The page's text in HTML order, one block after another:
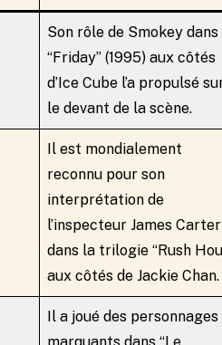
Son rôle de Smokey dans
“Friday” (1995) aux côtés
d’Ice Cube l’a propulsé
le devant de la scène.
Il est mondialement
reconnu pour son
interprétation de
l’inspecteur James Carter
dans la trilogie “Rush
aux côtés de Jackie Chan.
Il a joué des personnages